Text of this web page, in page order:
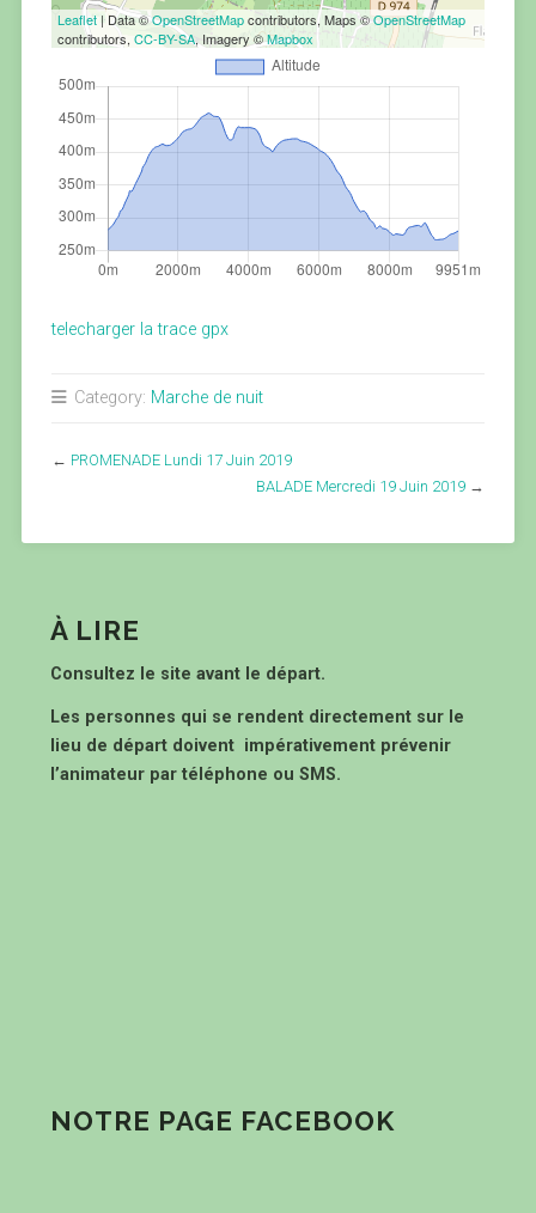
Leaflet| Data ©OpenStreetMapcontributors, Maps ©OpenStreetMap
contributors, CC-BY-SA, Imagery ©Mapbox
telecharger la trace gpx
Category: Marche de nuit
← PROMENADE Lundi 17 Juin 2019
BALADE Mercredi 19 Juin 2019 →
À LIRE
Consultez le site avant le départ.
Les personnes qui se rendent directement sur le
lieu de départ doivent impérativement prévenir
l’animateur par téléphone ou SMS.
NOTRE PAGE FACEBOOK